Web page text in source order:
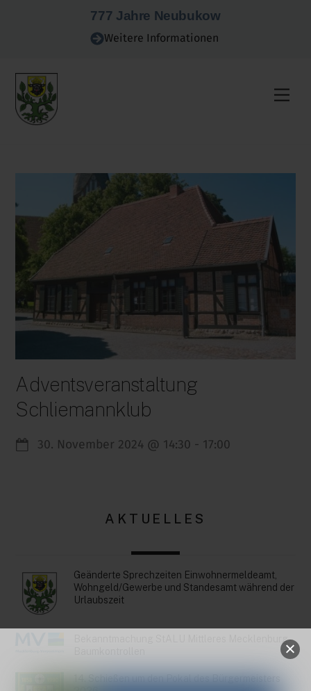
777 Jahre Neubukow
Weitere Informationen
Adventsveranstaltung
Schliemannklub
30. November 2024 @ 14:30 - 17:00
AKTUELLES
Geänderte Sprechzeiten Einwohnermeldeamt,
Wohngeld/Gewerbe und Standesamt während der
Urlaubszeit
Bekanntmachung StALU Mittleres Mecklenburg –
14. Schießen um den Pokal des Bürgermeisters